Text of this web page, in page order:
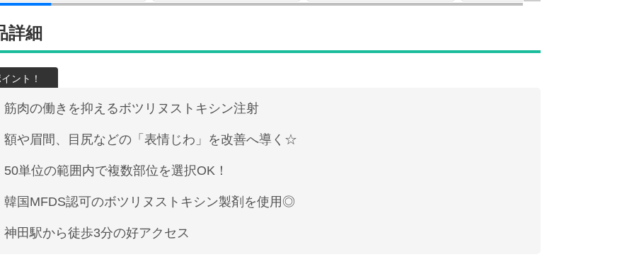
詳細
筋肉の働きを抑えるボツリヌストキシン注射
額や眉間、目尻などの「表情じわ」を改善へ導く☆
50単位の範囲内で複数部位を選択OK！
韓国MFDS認可のボツリヌストキシン製剤を使用◎
神田駅から徒歩3分の好アクセス